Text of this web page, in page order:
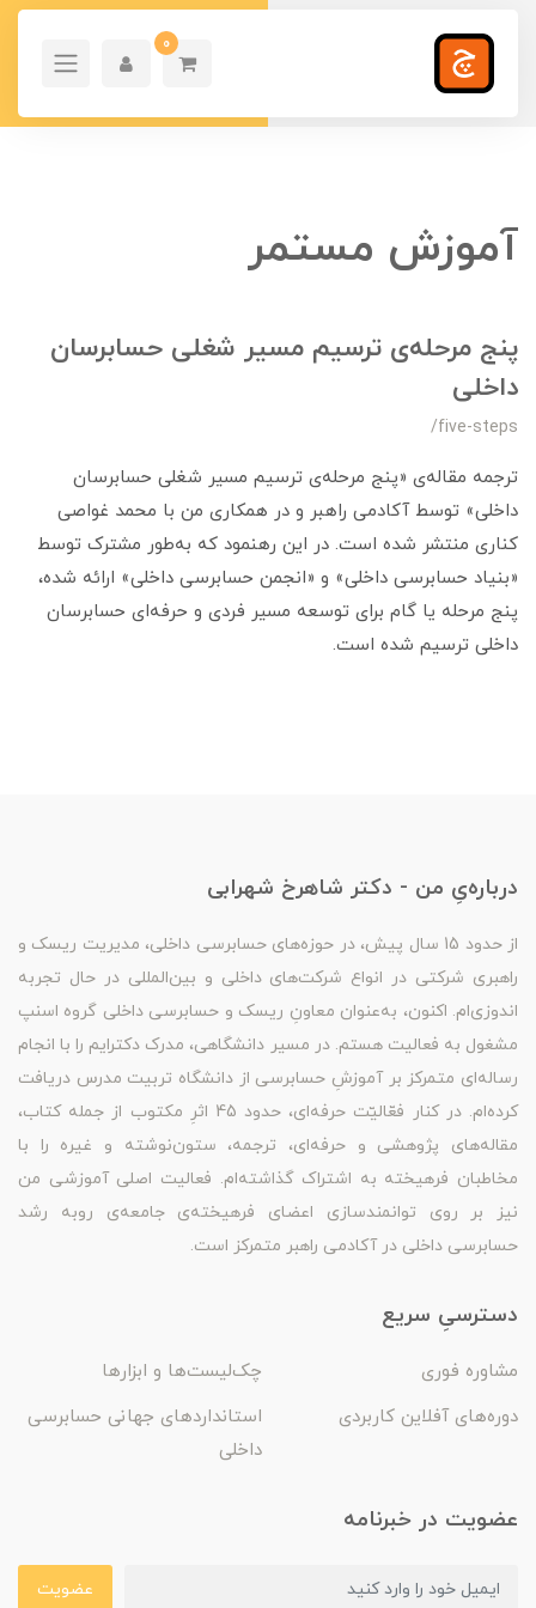
0
آموزش مستمر
پنج مرحله‌ی ترسیم مسیر شغلی حسابرسان
داخلی
/five-steps
ترجمه مقاله‌ی «پنج مرحله‌ی ترسیم مسیر شغلی حسابرسان
داخلی» توسط آکادمی راهبر و در همکاری من با محمد غواصی
کناری منتشر شده است. در این رهنمود که به‌طور مشترک توسط
«بنیاد حسابرسی داخلی» و «انجمن حسابرسی داخلی» ارائه شده،
پنج مرحله یا گام برای توسعه مسیر فردی و حرفه‌ای حسابرسان
داخلی ترسیم شده است.
درباره‌یِ من - دکتر شاهرخ شهرابی
از حدود 15 سال پیش، در حوزه‌های حسابرسی داخلی، مدیریت ریسک و
راهبری شرکتی در انواع شرکت‌های داخلی و بین‌المللی در حال تجربه
اندوزی‌ام. اکنون، به‌عنوان معاونِ ریسک و حسابرسی داخلی گروه اسنپ
مشغول به فعالیت هستم. در مسیر دانشگاهی، مدرک دکترایم را با انجام
رساله‌ای متمرکز بر آموزشِ حسابرسی از دانشگاه تربیت مدرس دریافت
کرده‌ام. در کنار فعّالیّت حرفه‌ای، حدود 45 اثرِ مکتوب از جمله کتاب،
مقاله‌های پژوهشی و حرفه‌ای، ترجمه، ستون‌نوشته و غیره را با
مخاطبان فرهیخته به اشتراک گذاشته‌ام. فعالیت اصلی آموزشی من
نیز بر روی توانمندسازی اعضای فرهیخته‌ی جامعه‌ی روبه رشد
حسابرسی داخلی در آکادمی راهبر متمرکز است.
دسترسیِ سریع
مشاوره فوری
چک‌لیست‌ها و ابزارها
دوره‌های آفلاین کاربردی
استانداردهای جهانی حسابرسی
داخلی
عضویت در خبرنامه
عضویت